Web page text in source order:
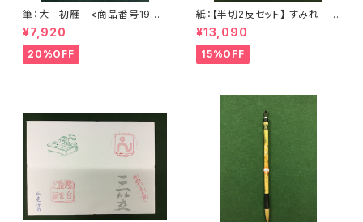
筆：大 初雁 <商品番号1904
>
¥7,920
20%OFF
紙：【半切2反セット】 すみれ
(かな向き) (1反100枚×2) <商
品番号1200>
¥13,090
15%OFF